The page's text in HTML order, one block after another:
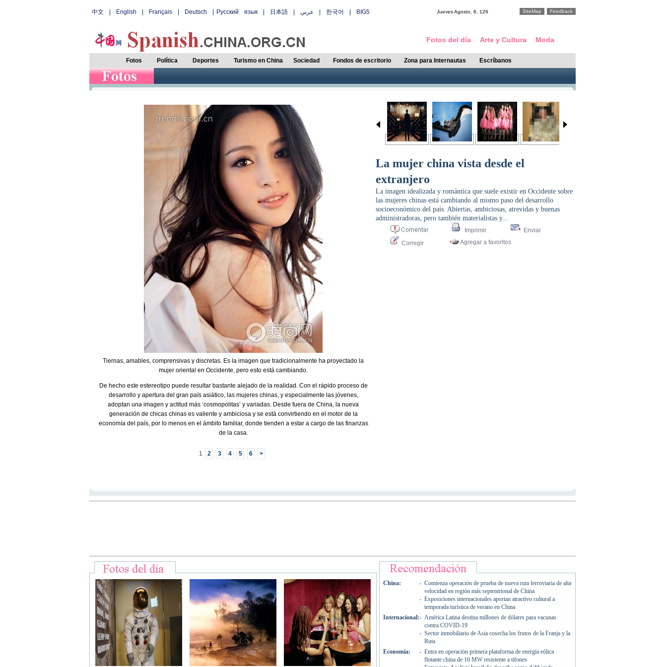
中文 English Français| Deutsch Русский язык| 日本語| عربي 한국어 BIG5 Feedback
SiteMap
JuevesAgosto, 6 126
Fotos del día Arte y Cultura Moda
Fotos Política Deportes Turismo en China Sociedad Fondos de escritorio Zona para Internautas Escríbanos
Tiernas, amables, comprensivas y discretas. Es la imagen que tradicionalmente ha proyectado la
mujer oriental en Occidente, pero esto está cambiando.
De hecho este estereotipo puede resultar bastante alejado de la realidad. Con el rápido proceso de
desarrollo y apertura del gran país asiático, las mujeres chinas, y especialmente las jóvenes,
adoptan una imagen y actitud más ‘cosmopolitas’ y variadas. Desde fuera de China, la nueva
generación de chicas chinas es valiente y ambiciosa y se está convirtiendo en el motor de la
economía del país, por lo menos en el ámbito familiar, donde tienden a estar a cargo de las finanzas
de la casa.
1 2 3 4 5 6 >
La mujer china vista desde el
extranjero
La imagen idealizada y romántica que suele existir en Occidente sobre
las mujeres chinas está cambiando al mismo paso del desarrollo
socioeconómico del país. Abiertas, ambiciosas, atrevidas y buenas
administradoras, pero también materialistas y...
Imprimir
Enviar
Corregir
Agregar a favoritos